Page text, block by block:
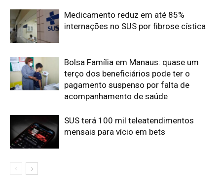
Medicamento reduz em até 85%
internações no SUS por fibrose cística
Bolsa Família em Manaus: quase um
terço dos beneficiários pode ter o
pagamento suspenso por falta de
acompanhamento de saúde
SUS terá 100 mil teleatendimentos
mensais para vício em bets